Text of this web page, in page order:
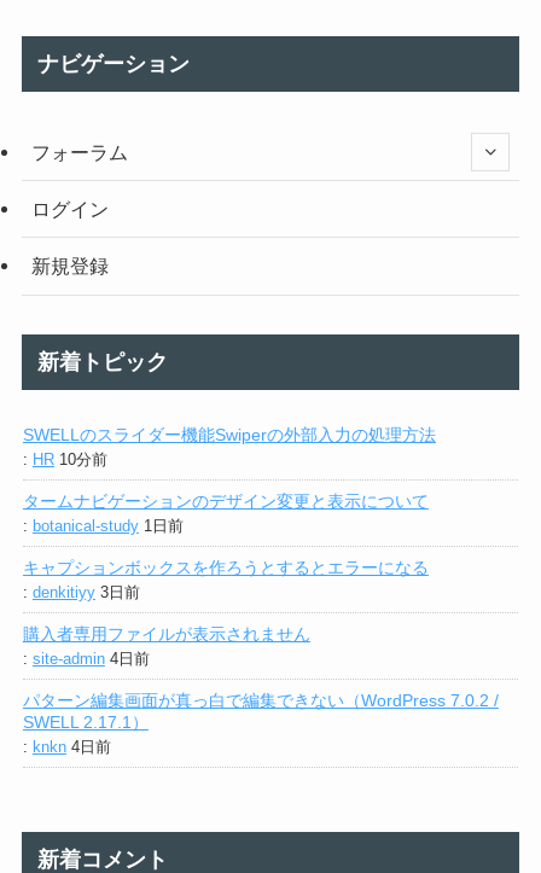
ナビゲーション
フォーラム
ログイン
新規登録
新着トピック
SWELLのスライダー機能Swiperの外部入力の処理方法
: HR 10分前
タームナビゲーションのデザイン変更と表示について
: botanical-study 1日前
キャプションボックスを作ろうとするとエラーになる
: denkitiyy 3日前
購入者専用ファイルが表示されません
: site-admin 4日前
パターン編集画面が真っ白で編集できない（WordPress 7.0.2 /
SWELL 2.17.1）
: knkn 4日前
新着コメント